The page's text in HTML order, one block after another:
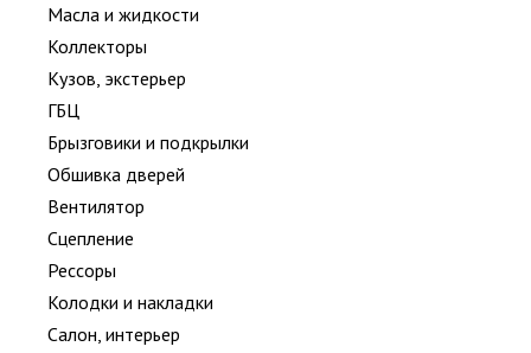
Масла и жидкости
Коллекторы
Кузов, экстерьер
ГБЦ
Брызговики и подкрылки
Обшивка дверей
Вентилятор
Сцепление
Рессоры
Колодки и накладки
Салон, интерьер